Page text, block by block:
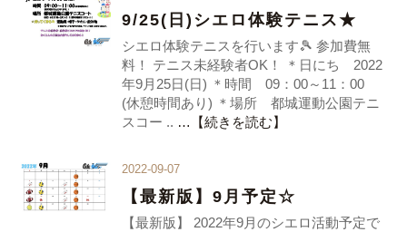
9/25(日)シエロ体験テニス★
シエロ体験テニスを行います🎾 参加費無
料！ テニス未経験者OK！ ＊日にち 2022
年9月25日(日) ＊時間 09：00～11：00
(休憩時間あり) ＊場所 都城運動公園テニ
スコー .. …【続きを読む】
2022-09-07
【最新版】9月予定☆
【最新版】 2022年9月のシエロ活動予定で